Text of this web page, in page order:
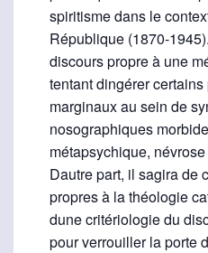
spiritisme dans le
République (1870-
discours propre à une
tentant dingérer
marginaux au sein de
nosographiques
métapsychique,
Dautre part, il sagira
propres à la théologie
dune critériologie du
pour verrouiller la porte